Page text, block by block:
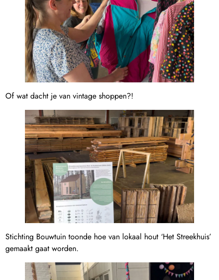
Of wat dacht je van vintage shoppen?!
Stichting Bouwtuin toonde hoe van lokaal hout ‘Het Streekhuis’
gemaakt gaat worden.